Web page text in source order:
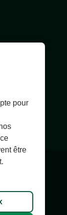
dans une
s'ouvrira dans
Cet hyperlien
du site
pour
être